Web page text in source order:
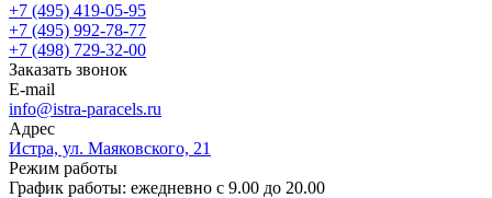
+7 (495) 419-05-95
+7 (495) 992-78-77
+7 (498) 729-32-00
Заказать звонок
E-mail
info@istra-paracels.ru
Адрес
Истра, ул. Маяковского, 21
Режим работы
График работы: ежедневно с 9.00 до 20.00